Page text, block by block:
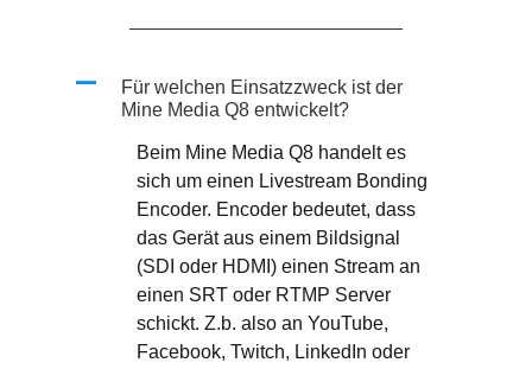
A
Für welchen Einsatzzweck ist der
Mine Media Q8 entwickelt?
Beim Mine Media Q8 handelt es
sich um einen Livestream Bonding
Encoder. Encoder bedeutet, dass
das Gerät aus einem Bildsignal
(SDI oder HDMI) einen Stream an
einen SRT oder RTMP Server
schickt. Z.b. also an YouTube,
Facebook, Twitch, LinkedIn oder